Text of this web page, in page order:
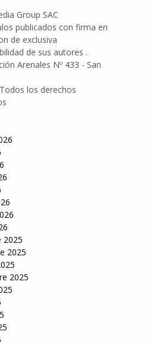
Group SAC
publicados con firma en
de exclusiva
de sus autores .
Arenales Nº 433 - San
los derechos
2025
2025
2025